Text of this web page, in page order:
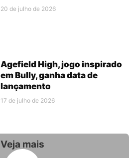
20 de julho de 2026
Agefield High, jogo inspirado
em Bully, ganha data de
lançamento
17 de julho de 2026
Veja mais